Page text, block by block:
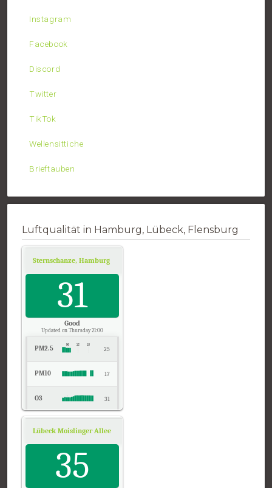
Instagram
Facebook
Discord
Twitter
TikTok
Wellensittiche
Brieftauben
Luftqualität in Hamburg, Lübeck, Flensburg
Sternschanze, Hamburg
31
Good
Updated on Thursday 21:00
PM2.5 25
PM10 17
O3 31
Lübeck Moislinger Allee, Schleswig-Holstein
35